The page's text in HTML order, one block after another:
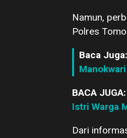
Namun,
Polres
Baca Juga:
BACA JUGA:
Istri Warga
Dari